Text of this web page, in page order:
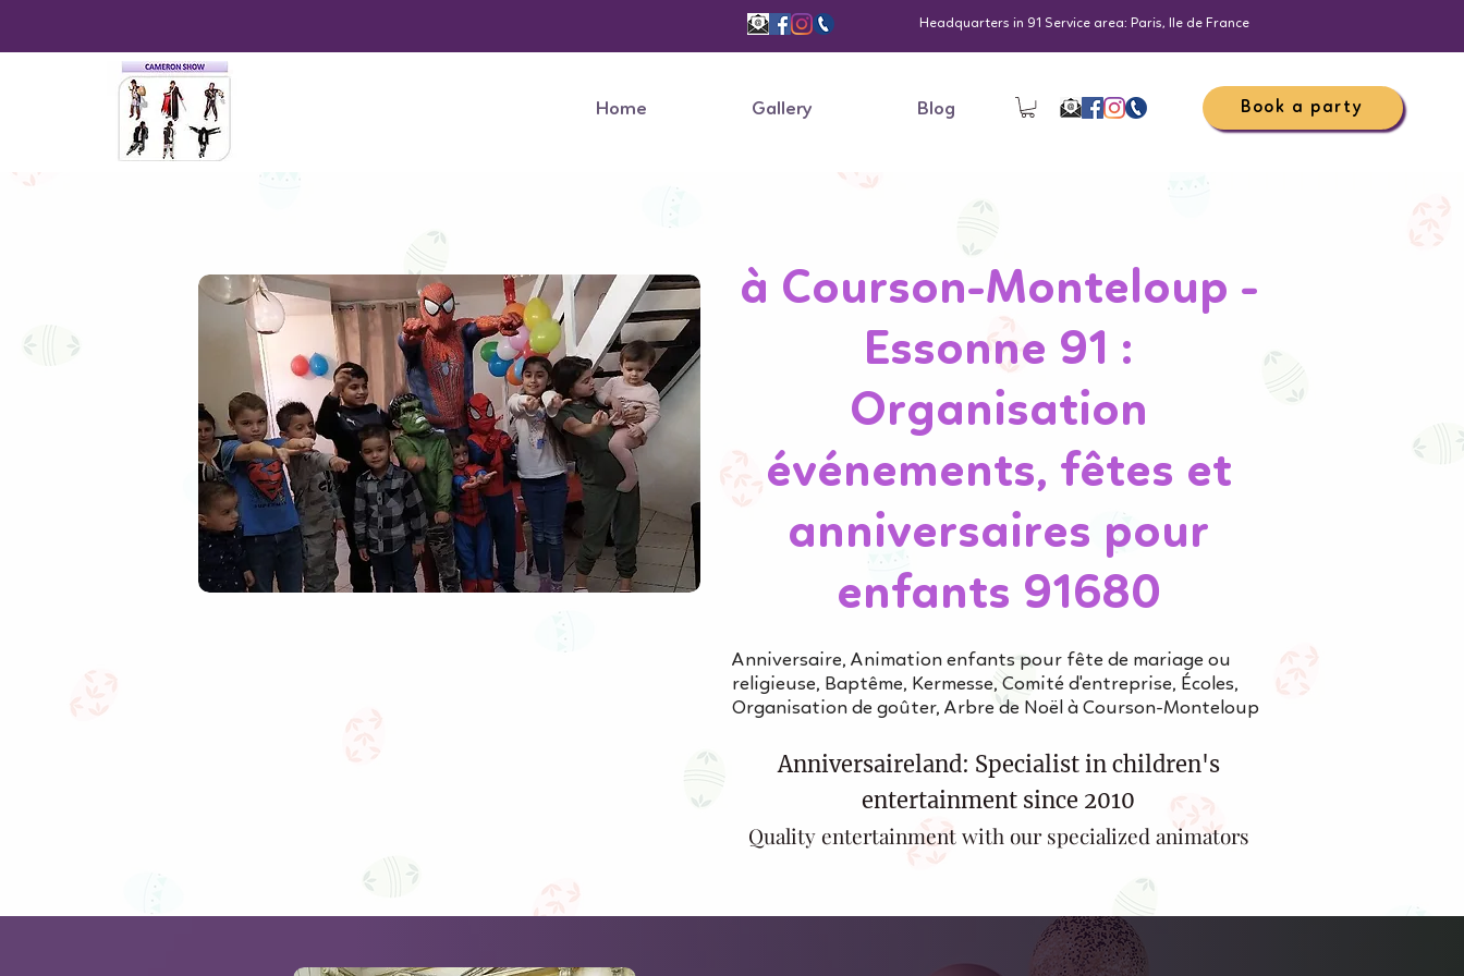
Headquarters in 91 Service area: Paris, Ile de France
Home Gallery Blog Book a party
à Courson-Monteloup -
Essonne 91 :
Organisation
événements, fêtes et
anniversaires pour
enfants 91680
Anniversaire, Animation enfants pour fête de mariage ou
religieuse, Baptême, Kermesse, Comité d'entreprise, Écoles,
Organisation de goûter, Arbre de Noël à Courson-Monteloup
Anniversaireland: Specialist in children's
entertainment since 2010
Quality entertainment with our specialized animators